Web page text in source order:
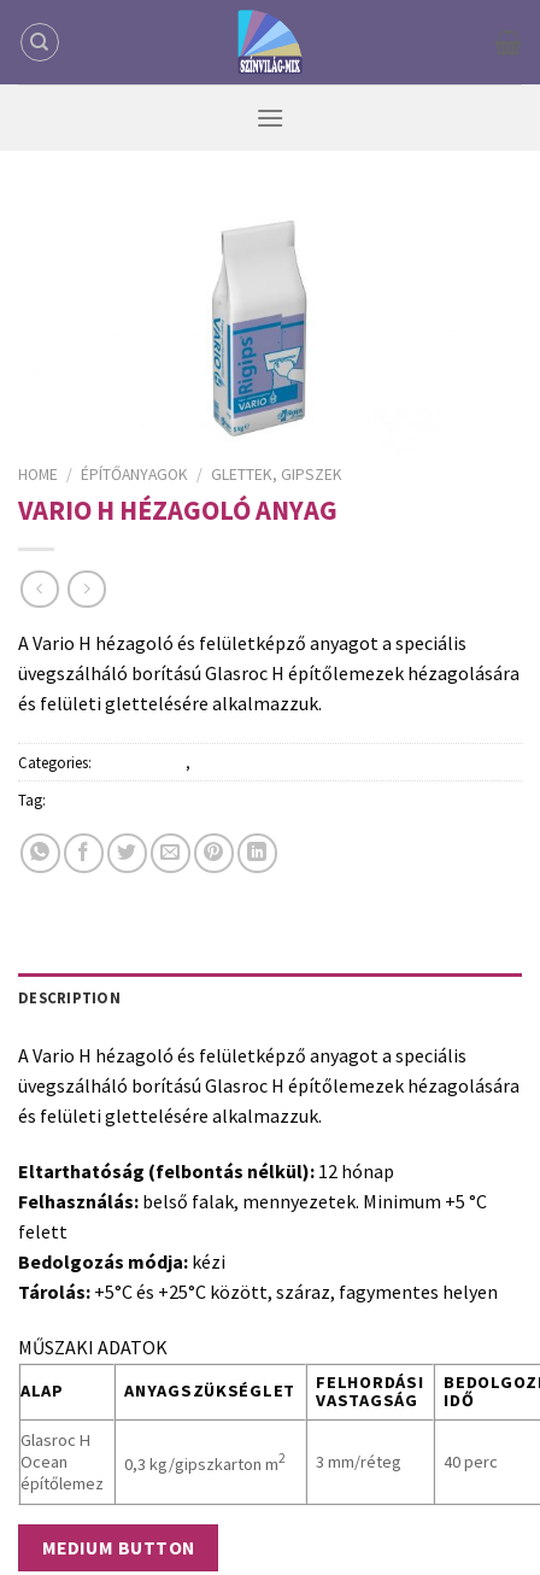
HOME / ÉPÍTŐANYAGOK / GLETTEK, GIPSZEK
VARIO H HÉZAGOLÓ ANYAG
A Vario H hézagoló és felületképző anyagot a speciális
üvegszálháló borítású Glasroc H építőlemezek hézagolására
és felületi glettelésére alkalmazzuk.
Categories: ,
Tag:
DESCRIPTION
A Vario H hézagoló és felületképző anyagot a speciális
üvegszálháló borítású Glasroc H építőlemezek hézagolására
és felületi glettelésére alkalmazzuk.
Eltarthatóság (felbontás nélkül): 12 hónap
Felhasználás: belső falak, mennyezetek. Minimum +5 °C
felett
Bedolgozás módja: kézi
Tárolás: +5°C és +25°C között, száraz, fagymentes helyen
MŰSZAKI ADATOK
ALAP ANYAGSZÜKSÉGLET
FELHORDÁSI
VASTAGSÁG
IDŐ
Glasroc H
Ocean
építőlemez
0,3 kg/gipszkarton m2 3 mm/réteg 40 perc
MEDIUM BUTTON